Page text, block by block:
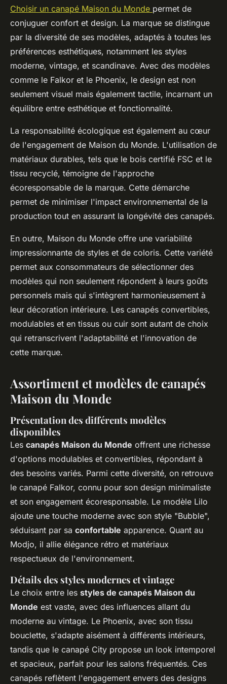
Choisir un canapé Maison du Monde permet de
conjuguer confort et design. La marque se distingue
par la diversité de ses modèles, adaptés à toutes les
préférences esthétiques, notamment les styles
moderne, vintage, et scandinave. Avec des modèles
comme le Falkor et le Phoenix, le design est non
seulement visuel mais également tactile, incarnant un
équilibre entre esthétique et fonctionnalité.
La responsabilité écologique est également au cœur
de l'engagement de Maison du Monde. L'utilisation de
matériaux durables, tels que le bois certifié FSC et le
tissu recyclé, témoigne de l'approche
écoresponsable de la marque. Cette démarche
permet de minimiser l'impact environnemental de la
production tout en assurant la longévité des canapés.
En outre, Maison du Monde offre une variabilité
impressionnante de styles et de coloris. Cette variété
permet aux consommateurs de sélectionner des
modèles qui non seulement répondent à leurs goûts
personnels mais qui s'intègrent harmonieusement à
leur décoration intérieure. Les canapés convertibles,
modulables et en tissus ou cuir sont autant de choix
qui retranscrivent l'adaptabilité et l'innovation de
cette marque.
Assortiment et modèles de canapés
Maison du Monde
Présentation des différents modèles
disponibles
Les canapés Maison du Monde offrent une richesse
d'options modulables et convertibles, répondant à
des besoins variés. Parmi cette diversité, on retrouve
le canapé Falkor, connu pour son design minimaliste
et son engagement écoresponsable. Le modèle Lilo
ajoute une touche moderne avec son style "Bubble",
séduisant par sa confortable apparence. Quant au
Modjo, il allie élégance rétro et matériaux
respectueux de l'environnement.
Détails des styles modernes et vintage
Le choix entre les styles de canapés Maison du
Monde est vaste, avec des influences allant du
moderne au vintage. Le Phoenix, avec son tissu
bouclette, s'adapte aisément à différents intérieurs,
tandis que le canapé City propose un look intemporel
et spacieux, parfait pour les salons fréquentés. Ces
canapés reflètent l'engagement envers des designs